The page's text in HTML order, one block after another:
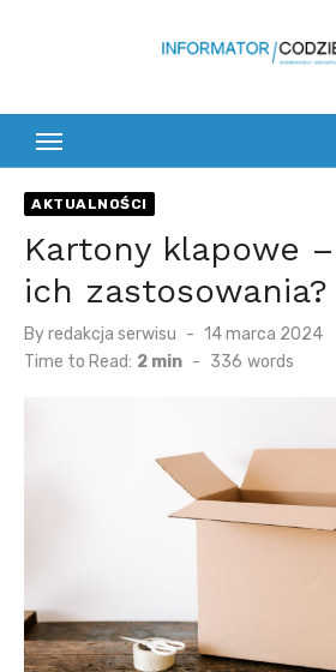
AKTUALNOŚCI
Kartony klapowe
ich zastosowania?
Byredakcja serwisu
Posted
on
14 marca 2024
Time to Read: 2 min - 336 words